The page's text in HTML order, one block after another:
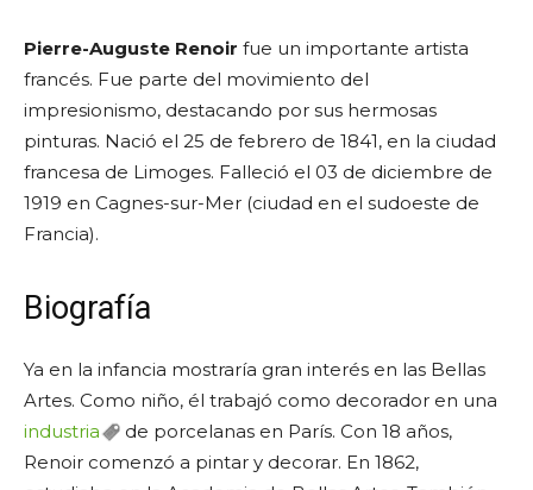
Pierre-Auguste Renoir fue un importante artista
francés. Fue parte del movimiento del
impresionismo, destacando por sus hermosas
pinturas. Nació el 25 de febrero de 1841, en la ciudad
francesa de Limoges. Falleció el 03 de diciembre de
1919 en Cagnes-sur-Mer (ciudad en el sudoeste de
Francia).
Biografía
Ya en la infancia mostraría gran interés en las Bellas
Artes. Como niño, él trabajó como decorador en una
industria
de porcelanas en París. Con 18 años,
Renoir comenzó a pintar y decorar. En 1862,